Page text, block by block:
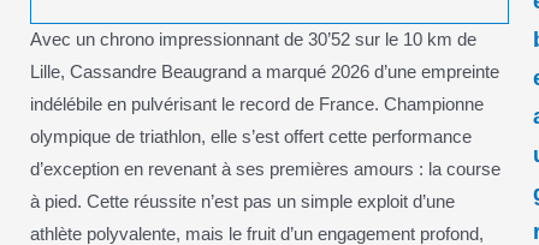
Avec un chrono impressionnant de 30’52 sur le 10 km de
Lille, Cassandre Beaugrand a marqué 2026 d’une empreinte
indélébile en pulvérisant le record de France. Championne
olympique de triathlon, elle s’est offert cette performance
d’exception en revenant à ses premières amours : la course
à pied. Cette réussite n’est pas un simple exploit d’une
athlète polyvalente, mais le fruit d’un engagement profond,